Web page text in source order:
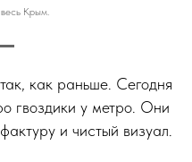
Крым.
как раньше. Сегодня
гвоздики у метро. Они
и чистый визуал.